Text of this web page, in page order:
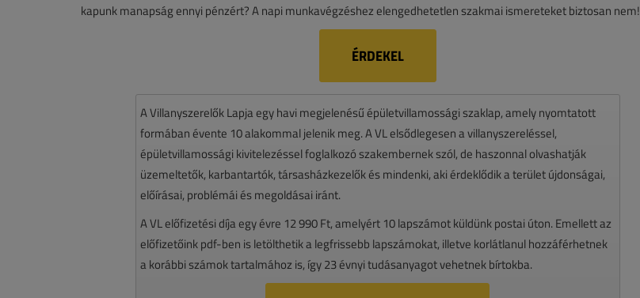
kapunk manapság ennyi pénzért? A napi munkavégzéshez elengedhetetlen szakmai ismereteket biztosan nem!
ÉRDEKEL
A Villanyszerelők Lapja egy havi megjelenésű épületvillamossági szaklap, amely nyomtatott
formában évente 10 alakommal jelenik meg. A VL elsődlegesen a villanyszereléssel,
épületvillamossági kivitelezéssel foglalkozó szakembernek szól, de haszonnal olvashatják
üzemeltetők, karbantartók, társasházkezelők és mindenki, aki érdeklődik a terület újdonságai,
előírásai, problémái és megoldásai iránt.
A VL előfizetési díja egy évre 12 990 Ft, amelyért 10 lapszámot küldünk postai úton. Emellett az
előfizetőink pdf-ben is letölthetik a legfrissebb lapszámokat, illetve korlátlanul hozzáférhetnek
a korábbi számok tartalmához is, így 23 évnyi tudásanyagot vehetnek bírtokba.